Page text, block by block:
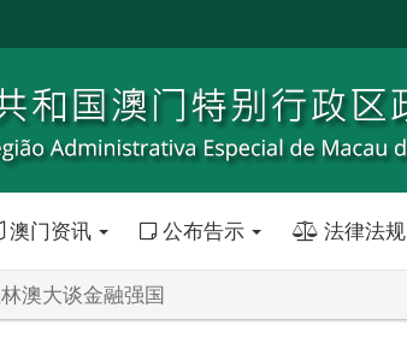
澳门资讯 公布告示 法律法规
澳大谈金融强国